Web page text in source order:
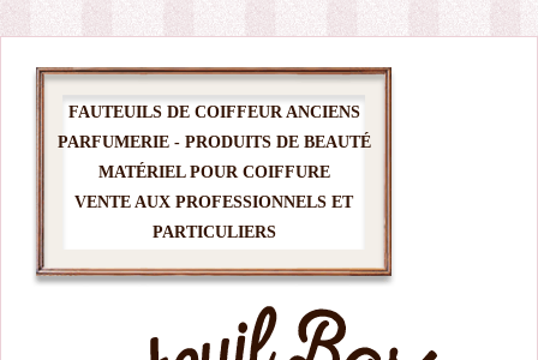
FAUTEUILS DE COIFFEUR ANCIENS
PARFUMERIE - PRODUITS DE BEAUTÉ
MATÉRIEL POUR COIFFURE
VENTE AUX PROFESSIONNELS ET
PARTICULIERS